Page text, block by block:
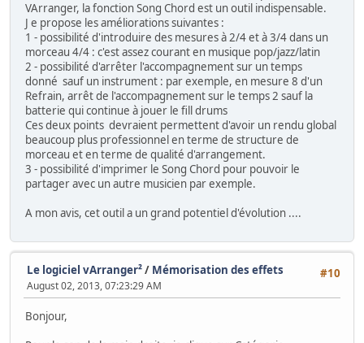
VArranger, la fonction Song Chord est un outil indispensable.
J e propose les améliorations suivantes :
1 - possibilité d'introduire des mesures à 2/4 et à 3/4 dans un
morceau 4/4 : c'est assez courant en musique pop/jazz/latin
2 - possibilité d'arrêter l'accompagnement sur un temps
donné sauf un instrument : par exemple, en mesure 8 d'un
Refrain, arrêt de l'accompagnement sur le temps 2 sauf la
batterie qui continue à jouer le fill drums
Ces deux points devraient permettent d'avoir un rendu global
beaucoup plus professionnel en terme de structure de
morceau et en terme de qualité d'arrangement.
3 - possibilité d'imprimer le Song Chord pour pouvoir le
partager avec un autre musicien par exemple.
A mon avis, cet outil a un grand potentiel d'évolution ....
#10
Le logiciel vArranger²/ Mémorisation des effets
August 02, 2013, 07:23:29 AM
Bonjour,